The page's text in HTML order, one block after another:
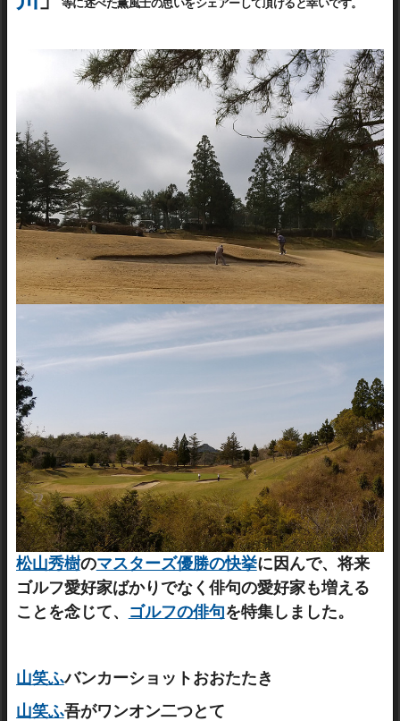
等に述べた薫風士の思いをシェアーして頂けると幸いです。
松山秀樹のマスターズ優勝の快挙に因んで、将来
ゴルフ愛好家ばかりでなく俳句の愛好家も増える
ことを念じて、
ゴルフの俳句を特集しました。
山笑ふバンカーショットおおたたき
山笑ふ吾がワンオン二つとて